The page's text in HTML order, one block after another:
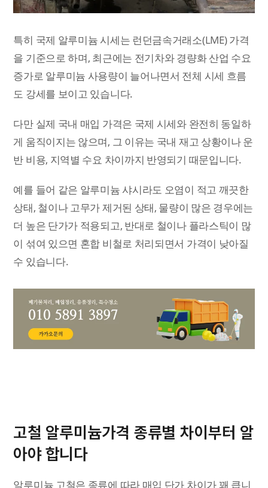
특히 국제 알루미늄 시세는 런던금속거래소(LME) 가격
을 기준으로 하며, 최근에는 전기차와 경량화 산업 수요
증가로 알루미늄 사용량이 늘어나면서 전체 시세 흐름
도 강세를 보이고 있습니다.
다만 실제 국내 매입 가격은 국제 시세와 완전히 동일하
게 움직이지는 않으며, 그 이유는 국내 재고 상황이나 운
반 비용, 지역별 수요 차이까지 반영되기 때문입니다.
예를 들어 같은 알루미늄 샤시라도 오염이 적고 깨끗한
상태, 철이나 고무가 제거된 상태, 물량이 많은 경우에는
더 높은 단가가 적용되고, 반대로 철이나 플라스틱이 많
이 섞여 있으면 혼합 비철로 처리되면서 가격이 낮아질
수 있습니다.
고철 알루미늄가격 종류별 차이부터 알
아야 합니다
알루미늄 고철은 종류에 따라 매입 단가 차이가 꽤 큽니